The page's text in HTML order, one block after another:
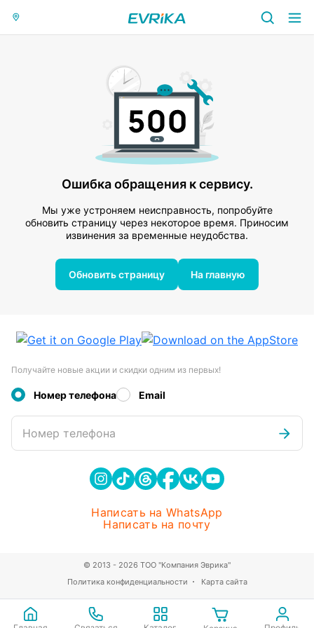
Ошибка обращения к сервису.
Мы уже устроняем неисправность, попробуйте
обновить страницу через некоторое время. Приносим
извинения за временные неудобства.
Обновить страницу На главную
Получайте новые акции и скидки одним из первых!
Номер телефона Email
Номер телефона
Написать на WhatsApp
Написать на почту
Политика конфиденциальности Карта сайта
© 2013 - 2026 ТОО "Компания Эврика"